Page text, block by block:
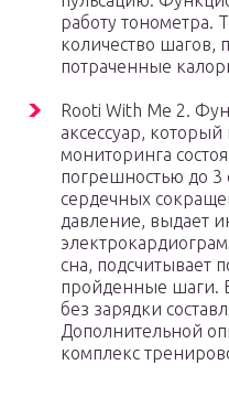
работу тонометра.
количество шагов,
потраченные
Rooti With Me 2.
аксессуар,
мониторинга
погрешностью до 3
сердечных
давление, выдает
сна, подсчитывает
пройденные шаги.
без зарядки
Дополнительной
комплекс